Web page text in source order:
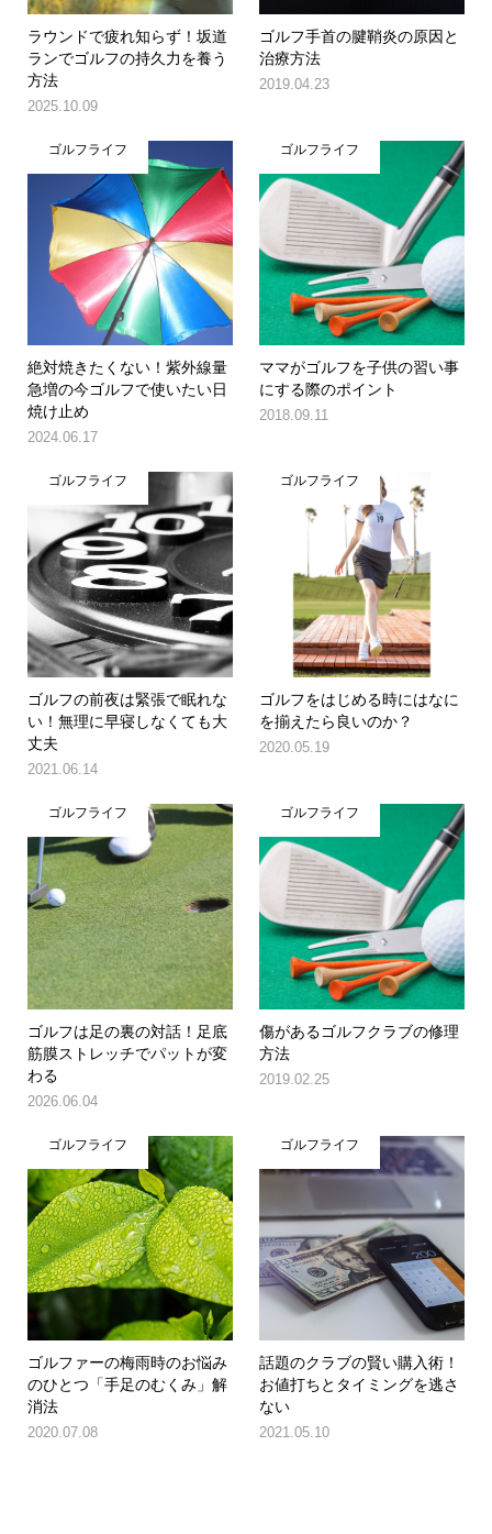
ラウンドで疲れ知らず！坂道
ランでゴルフの持久力を養う
方法
2025.10.09
ゴルフ手首の腱鞘炎の原因と
治療方法
2019.04.23
ゴルフライフ
絶対焼きたくない！紫外線量
急増の今ゴルフで使いたい日
焼け止め
2024.06.17
ゴルフライフ
ママがゴルフを子供の習い事
にする際のポイント
2018.09.11
ゴルフライフ
ゴルフの前夜は緊張で眠れな
い！無理に早寝しなくても大
丈夫
2021.06.14
ゴルフライフ
ゴルフをはじめる時にはなに
を揃えたら良いのか？
2020.05.19
ゴルフライフ
ゴルフは足の裏の対話！足底
筋膜ストレッチでパットが変
わる
2026.06.04
ゴルフライフ
傷があるゴルフクラブの修理
方法
2019.02.25
ゴルフライフ
ゴルファーの梅雨時のお悩み
のひとつ「手足のむくみ」解
消法
2020.07.08
ゴルフライフ
話題のクラブの賢い購入術！
お値打ちとタイミングを逃さ
ない
2021.05.10